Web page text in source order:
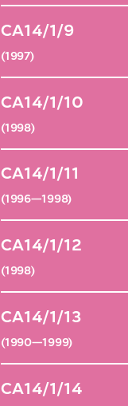
CA14/1/9
(1997)
CA14/1/10
(1998)
CA14/1/11
(1996—1998)
CA14/1/12
(1998)
CA14/1/13
(1990—1999)
CA14/1/14